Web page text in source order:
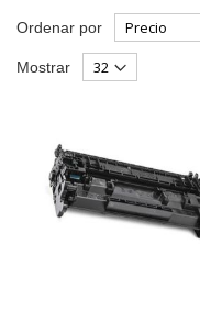
Ordenar por
Mostrar